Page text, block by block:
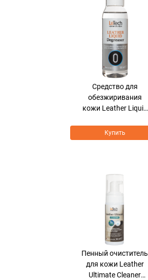
Средство для
обезжиривания
кожи Leather Liquid
Купить
Пенный очиститель
для кожи Leather
Ultimate Cleaner